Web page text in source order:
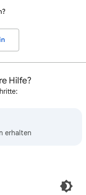
Hilfe?
erhalten